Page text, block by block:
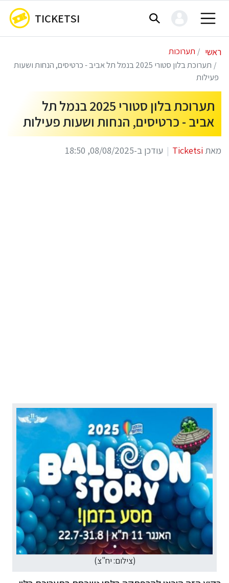
TICKETSI
ראשי
תערוכות
תערוכת בלון סטורי 2025 בנמל תל אביב - כרטיסים, הנחות ושעות
פעילות
תערוכת בלון סטורי 2025 בנמל תל
אביב - כרטיסים, הנחות ושעות פעילות
מאת Ticketsi עודכן ב-08/08/2025, 18:50
(צילום: יח"צ)